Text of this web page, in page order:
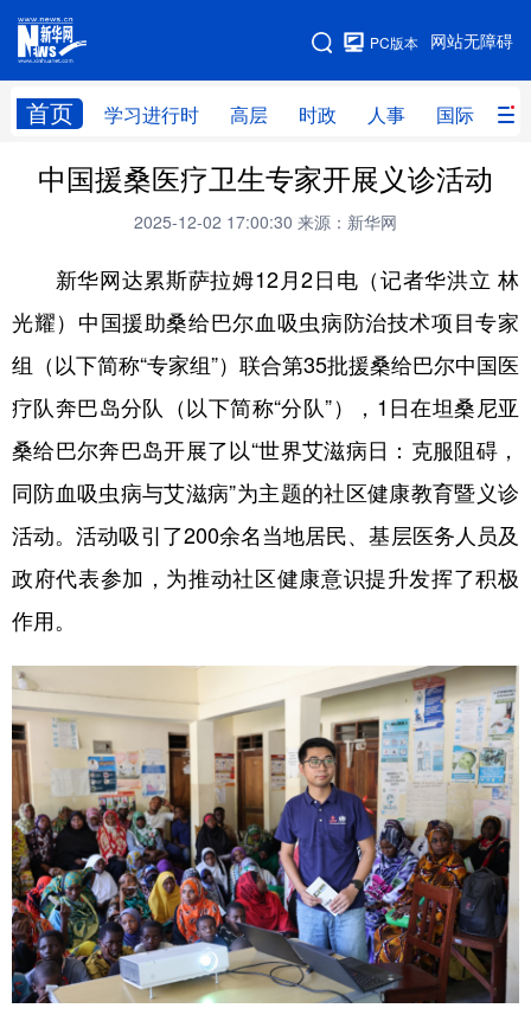
网站无障碍
PC版本
首页 学习进行时 高层 时政 人事 国际 财
网站地图
学习进行时 高层 时政 人事
财经 网评
台湾 思客智库 全球连线 教育
科技 科创 量子 体育
文化 书画 健康 军事
食品 人居 信息化 数字经济
学术中国 乡村振兴 银龄 溯源中国
悦读
公益 一带一路 亚太网 上市公司
文化产业
地方频道
北京 天津 河北 山西
辽宁 吉林 上海 江苏
中国援桑医疗卫生专家开展义诊活动
2025-12-02 17:00:30 来源：新华网
新华网达累斯萨拉姆12月2日电（记者华洪立 林
光耀）中国援助桑给巴尔血吸虫病防治技术项目专家
组（以下简称“专家组”）联合第35批援桑给巴尔中国医
疗队奔巴岛分队（以下简称“分队”），1日在坦桑尼亚
桑给巴尔奔巴岛开展了以“世界艾滋病日：克服阻碍，
同防血吸虫病与艾滋病”为主题的社区健康教育暨义诊
活动。活动吸引了200余名当地居民、基层医务人员及
政府代表参加，为推动社区健康意识提升发挥了积极
作用。